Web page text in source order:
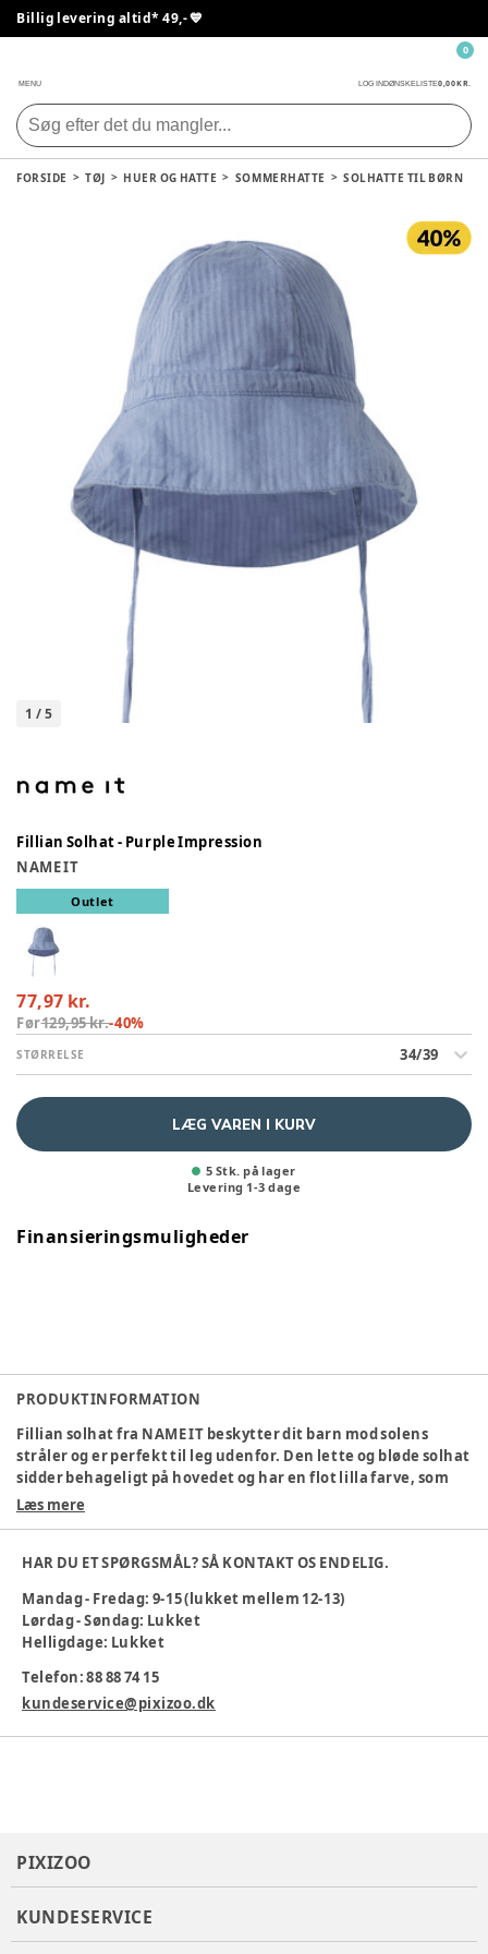
Billig levering altid* 49,- 💙
MENU LOG INDØNSKELISTE0,00 KR.
0
FORSIDE TØJ HUER OG HATTE SOMMERHATTE SOLHATTE TIL BØRN
1 /5
Fillian Solhat - Purple Impression
NAME IT
Outlet
77,97 kr.
Før129,95 kr.-40%
STØRRELSE 34/39
LÆG VAREN I KURV
5 Stk. på lager
Levering 1-3 dage
Finansieringsmuligheder
PRODUKTINFORMATION
Fillian solhat fra NAME IT beskytter dit barn mod solens
stråler og er perfekt til leg udenfor. Den lette og bløde solhat
sidder behageligt på hovedet og har en flot lilla farve, som
børn vil elske.
Materiale: 100% bomuld
Beskytter mod solen
Flot lilla design
Maskinvask ved 40 °C
Farve:
Materiale:Bomuld
Producent:Bestseller A/S, Name it, Fredskovvej 1, 7330
Varenummer:
Læs mere
HAR DU ET SPØRGSMÅL? SÅ KONTAKT OS ENDELIG.
Mandag - Fredag: 9-15 (lukket mellem 12-13)
Lørdag - Søndag: Lukket
Helligdage: Lukket
Telefon: 88 88 74 15
kundeservice@pixizoo.dk
PIXIZOO
KUNDESERVICE